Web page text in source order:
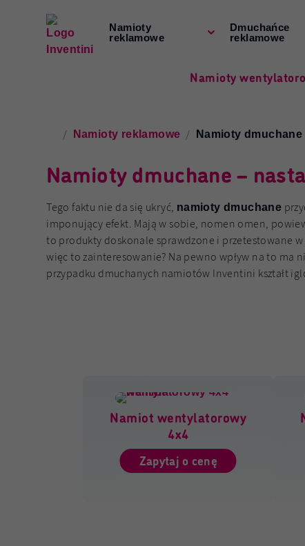
Namioty
reklamowe
Dmuchańce
reklamowe
Namioty
/ Namioty reklamowe / Namioty dmuchane
Namioty dmuchane –
Tego faktu nie da się ukryć, namioty dmuchane
imponujący efekt. Mają w sobie, nomen omen,
to produkty doskonale sprawdzone i przetestowane
więc to zainteresowanie? Na pewno wpływ na to ma
przypadku dmuchanych namiotów Inventini kształt
Namiot wentylatorowy
4x4
Zapytaj o cenę